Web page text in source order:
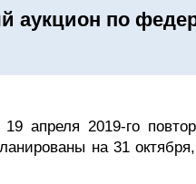
ОНЛАЙН–ВЫСТАВКИ
аукцион по
апреля 2019-го
на 31